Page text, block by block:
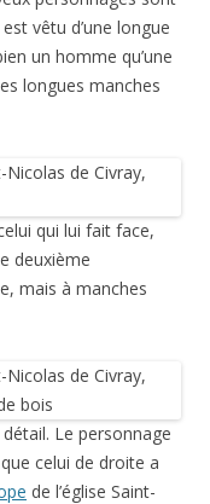
vêtu d’une longue
un homme qu’une
longues manches
qui lui fait face,
deuxième
mais à manches
Le personnage
celui de droite a
de l’église Saint-